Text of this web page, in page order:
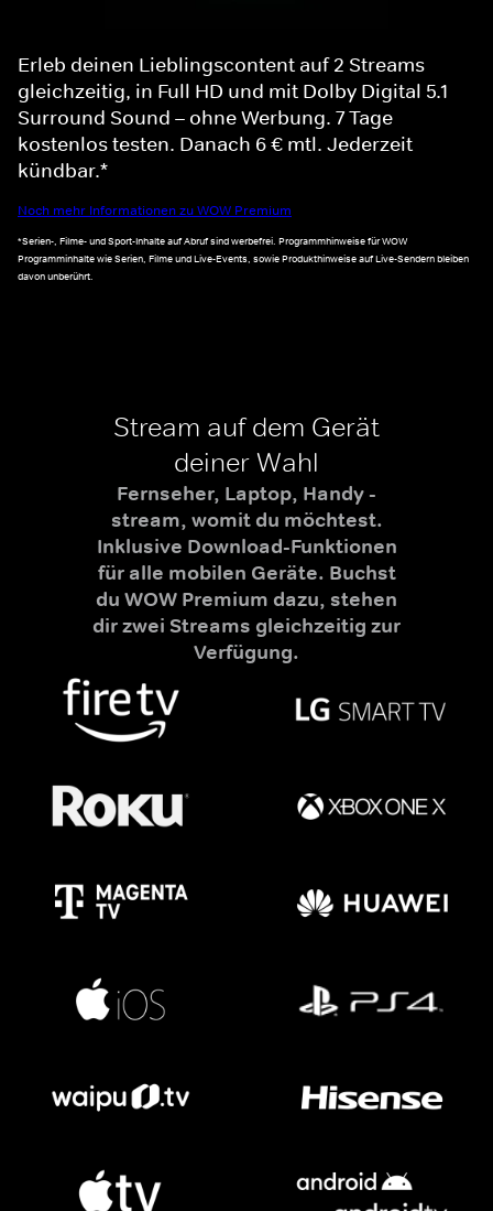
Erleb deinen Lieblingscontent auf 2 Streams
gleichzeitig, in Full HD und mit Dolby Digital 5.1
Surround Sound – ohne Werbung. 7 Tage
kostenlos testen. Danach 6 € mtl. Jederzeit
kündbar.*
Noch mehr Informationen zu WOW Premium
*Serien-, Filme- und Sport-Inhalte auf Abruf sind werbefrei. Programmhinweise für WOW
Programminhalte wie Serien, Filme und Live-Events, sowie Produkthinweise auf Live-Sendern bleiben
davon unberührt.
Stream auf dem Gerät
deiner Wahl
Fernseher, Laptop, Handy -
stream, womit du möchtest.
Inklusive Download-Funktionen
für alle mobilen Geräte. Buchst
du WOW Premium dazu, stehen
dir zwei Streams gleichzeitig zur
Verfügung.